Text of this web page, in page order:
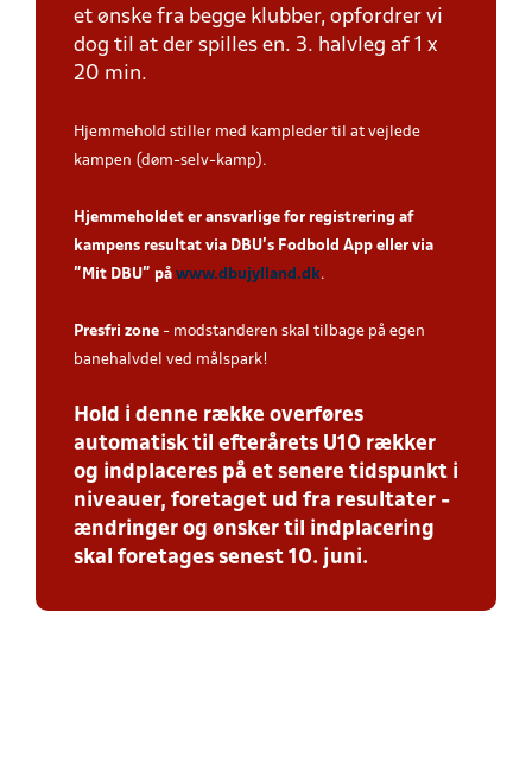
et ønske fra begge klubber, opfordrer vi
dog til at der spilles en. 3. halvleg af 1 x
20 min.
Hjemmehold stiller med kampleder til at vejlede
kampen (døm-selv-kamp).
Hjemmeholdet er ansvarlige for registrering af
kampens resultat via DBU’s Fodbold App eller via
”Mit DBU” på www.dbujylland.dk.
Presfri zone - modstanderen skal tilbage på egen
banehalvdel ved målspark!
Hold i denne række overføres
automatisk til efterårets U10 rækker
og indplaceres på et senere tidspunkt i
niveauer, foretaget ud fra resultater -
ændringer og ønsker til indplacering
skal foretages senest 10. juni.